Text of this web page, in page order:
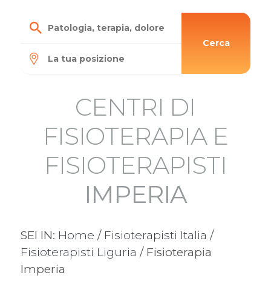
Cerca
CENTRI DI
FISIOTERAPIA E
FISIOTERAPISTI
IMPERIA
SEI IN: Home / Fisioterapisti Italia /
Fisioterapisti Liguria / Fisioterapia
Imperia